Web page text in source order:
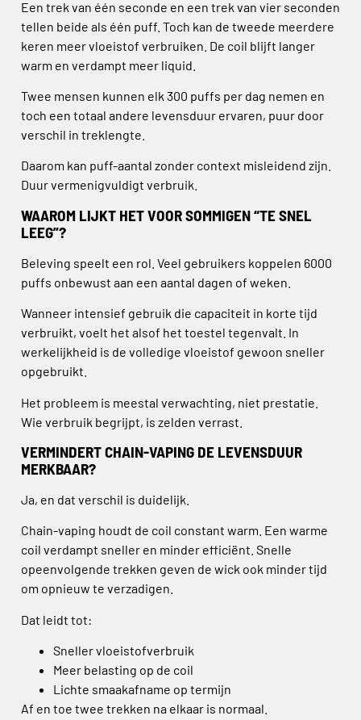
Een trek van één seconde en een trek van vier seconden
tellen beide als één puff. Toch kan de tweede meerdere
keren meer vloeistof verbruiken. De coil blijft langer
warm en verdampt meer liquid.
Twee mensen kunnen elk 300 puffs per dag nemen en
toch een totaal andere levensduur ervaren, puur door
verschil in treklengte.
Daarom kan puff-aantal zonder context misleidend zijn.
Duur vermenigvuldigt verbruik.
WAAROM LIJKT HET VOOR SOMMIGEN “TE SNEL
LEEG”?
Beleving speelt een rol. Veel gebruikers koppelen 6000
puffs onbewust aan een aantal dagen of weken.
Wanneer intensief gebruik die capaciteit in korte tijd
verbruikt, voelt het alsof het toestel tegenvalt. In
werkelijkheid is de volledige vloeistof gewoon sneller
opgebruikt.
Het probleem is meestal verwachting, niet prestatie.
Wie verbruik begrijpt, is zelden verrast.
VERMINDERT CHAIN-VAPING DE LEVENSDUUR
MERKBAAR?
Ja, en dat verschil is duidelijk.
Chain-vaping houdt de coil constant warm. Een warme
coil verdampt sneller en minder efficiënt. Snelle
opeenvolgende trekken geven de wick ook minder tijd
om opnieuw te verzadigen.
Dat leidt tot:
Sneller vloeistofverbruik
Meer belasting op de coil
Lichte smaakafname op termijn
Af en toe twee trekken na elkaar is normaal.